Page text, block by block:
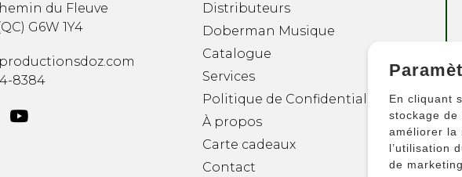
du Fleuve
QC) G6W 1Y4
8384
Distributeurs
Doberman Musique
Catalogue
Services
Politique de Confidentialité
À propos
Carte cadeaux
Contact
En cliquant
stockage
améliorer la
l’utilisation
de marketing.